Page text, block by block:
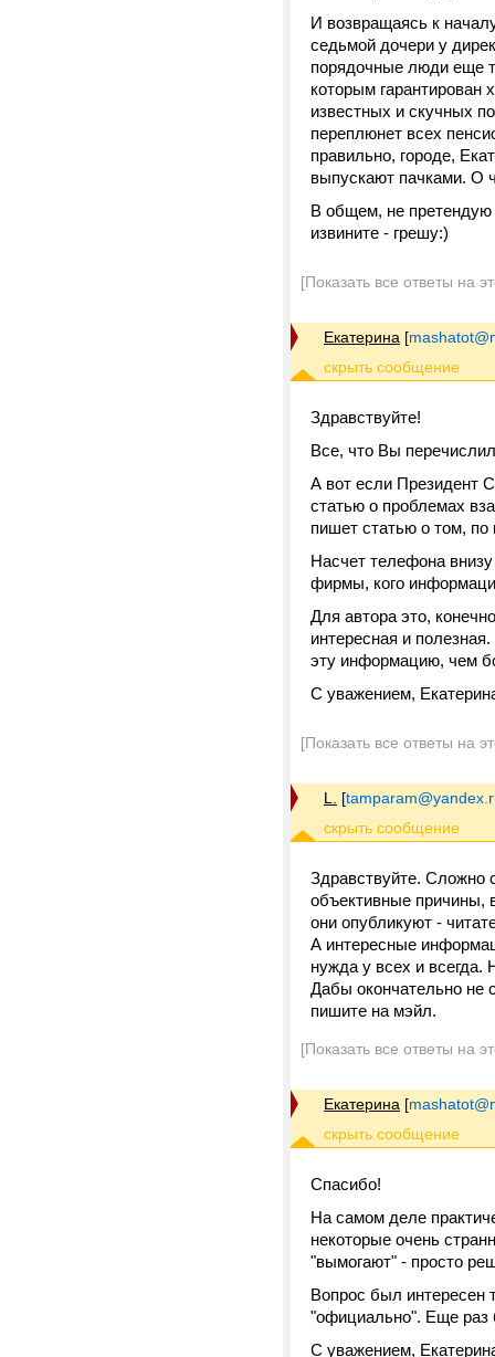
И возвращаясь к
седьмой дочери у
порядочные люди еще
которым гарантирован
известных и скучных
переплюнет всех
правильно, городе,
выпускают пачками. О
В общем, не претендую
извините - грешу:)
[Показать все ответы на
Екатерина [
Здравствуйте!
Все, что Вы
А вот если Президент
статью о проблемах
пишет статью о том,
Насчет телефона
фирмы, кого
Для автора это,
интересная и
эту информацию, чем
С уважением,
[Показать все ответы на
L. [
Здравствуйте. Сложно
объективные причины,
они опубликуют -
А интересные
нужда у всех и
Дабы окончательно не
пишите на мэйл.
[Показать все ответы на
Екатерина [
Спасибо!
На самом деле
некоторые очень
"вымогают" - просто
Вопрос был интересен
"официально". Еще раз
С уважением,